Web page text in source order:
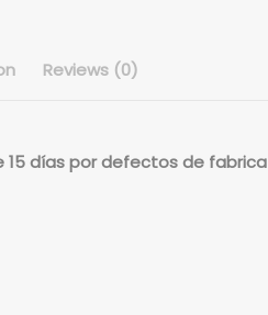
Reviews (0)
días por defectos de fabrica